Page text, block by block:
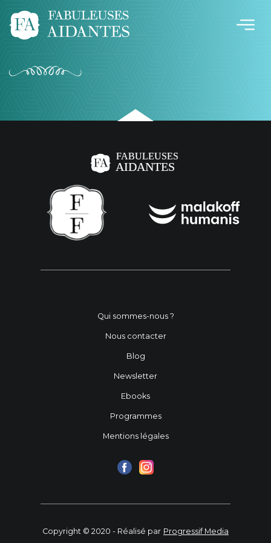
Qui sommes-nous ?
Nous contacter
Blog
Newsletter
Ebooks
Programmes
Mentions légales
Copyright © 2020 - Réalisé par Progressif Media